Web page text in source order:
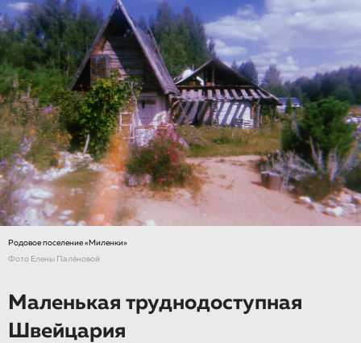
Родовое поселение «Миленки»
Фото Елены Палёновой
Маленькая труднодоступная
Швейцария